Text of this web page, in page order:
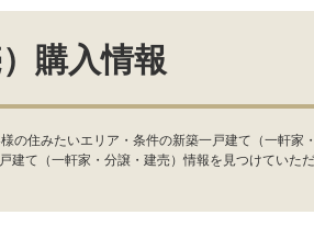
購入情報
の住みたいエリア・条件の新築一戸建て（一軒家
て（一軒家・分譲・建売）情報を見つけていた